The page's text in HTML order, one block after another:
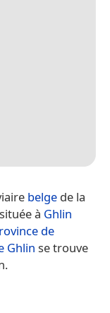
belge de la
à Ghlin
de
Ghlin se trouve